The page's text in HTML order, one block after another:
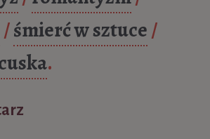
/śmierć w sztuce/
.